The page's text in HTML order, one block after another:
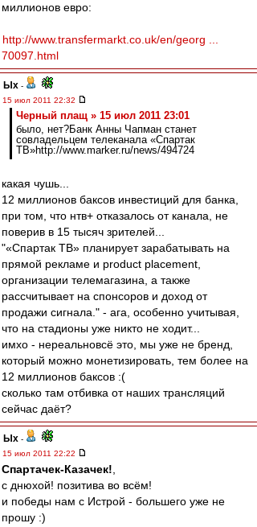
миллионов евро:
http://www.transfermarkt.co.uk/en/georg ...
70097.html
Ых -
15 июл 2011 22:32
Черный плащ » 15 июл 2011 23:01
было, нет?Банк Анны Чапман станет
совладельцем телеканала «Спартак
ТВ»http://www.marker.ru/news/494724
какая чушь...
12 миллионов баксов инвестиций для банка,
при том, что нтв+ отказалось от канала, не
поверив в 15 тысяч зрителей...
"«Спартак ТВ» планирует зарабатывать на
прямой рекламе и product placement,
организации телемагазина, а также
рассчитывает на спонсоров и доход от
продажи сигнала." - ага, особенно учитывая,
что на стадионы уже никто не ходит...
имхо - нереальновсё это, мы уже не бренд,
который можно монетизировать, тем более на
12 миллионов баксов :(
сколько там отбивка от наших трансляций
сейчас даёт?
Ых -
15 июл 2011 22:22
Спартачек-Казачек!
с днюхой! позитива во всём!
и победы нам с Истрой - большего уже не
прошу :)